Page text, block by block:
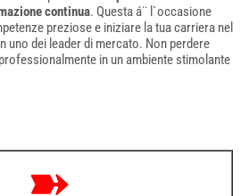
continua. Questa á¨ l`occasione
preziose e iniziare la tua carriera nel
uno dei leader di mercato. Non perdere
in un ambiente stimolante